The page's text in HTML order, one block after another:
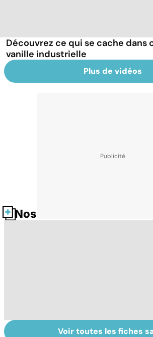
Découvrez ce qui se cache dans
vanille industrielle
Plus de vidéos
Nos fiches santé
Voir toutes les fiches